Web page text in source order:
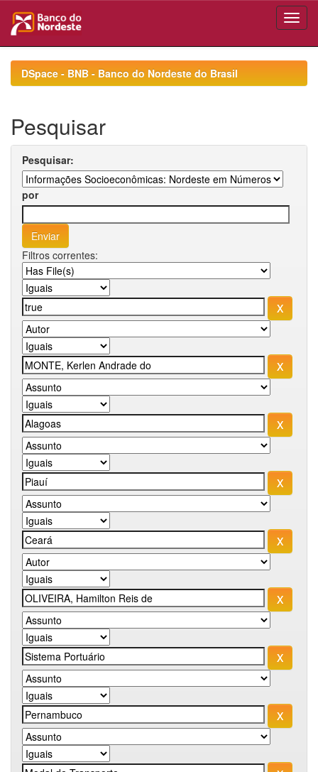
navigationDSpace - BNB - Banco do Nordeste do Brasil
Pesquisar
Pesquisar:
por
Filtros correntes: